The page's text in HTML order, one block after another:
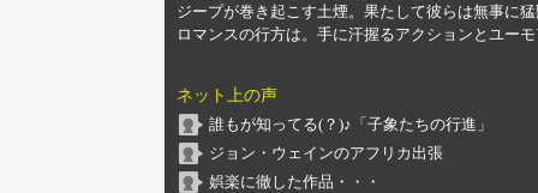
ジープが巻き起こす土煙。果たして彼らは無事に
ロマンスの行方は。手に汗握るアクションとユー
ネット上の声
誰もが知ってる(？)♪「子象たちの行進」
ジョン・ウェインのアフリカ出張
娯楽に徹した作品・・・